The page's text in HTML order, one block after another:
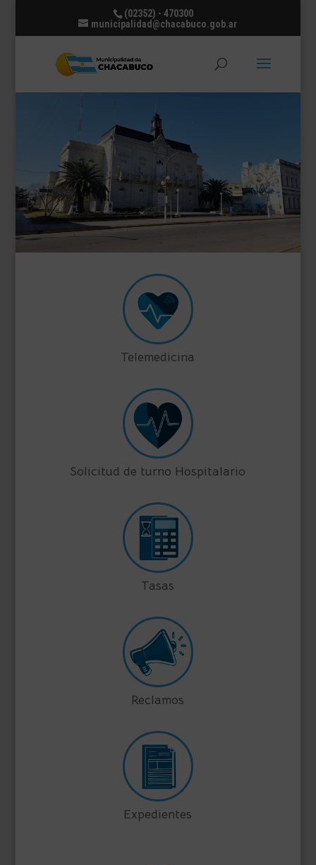
(02352) - 470300
municipalidad@chacabuco.gob.ar
Telemedicina
Solicitud de turno Hospitalario
Tasas
Reclamos
Expedientes